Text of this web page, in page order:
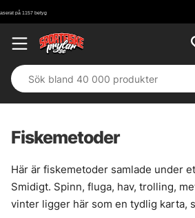
Fiskemetoder
Här är fiskemetoder samlade under
Smidigt. Spinn, fluga, hav, trolling,
vinter ligger här som en tydlig karta,